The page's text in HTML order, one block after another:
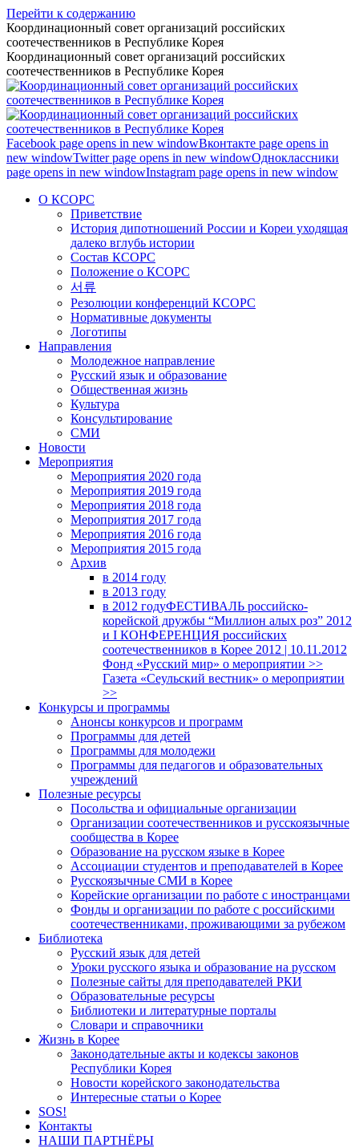
Перейти к содержанию
Координационный совет организаций российских
соотечественников в Республике Корея
Координационный совет организаций российских
соотечественников в Республике Корея
Facebook page opens in new windowВконтакте page opens in
new windowTwitter page opens in new windowОдноклассники
page opens in new windowInstagram page opens in new window
О КСОРС
Приветствие
История дипотношений России и Кореи уходящая
далеко вглубь истории
Состав КСОРС
Положение о КСОРС
서류
Резолюции конференций КСОРС
Нормативные документы
Логотипы
Направления
Молодежное направление
Русский язык и образование
Общественная жизнь
Культура
Консультирование
СМИ
Новости
Мероприятия
Мероприятия 2020 года
Мероприятия 2019 года
Мероприятия 2018 годa
Мероприятия 2017 года
Мероприятия 2016 года
Мероприятия 2015 года
Архив
в 2014 году
в 2013 году
в 2012 годуФЕСТИВАЛЬ российско-
корейской дружбы “Миллион алых роз” 2012
и I КОНФЕРЕНЦИЯ российских
соотечественников в Корее 2012 | 10.11.2012
Фонд «Русский мир» о мероприятии >>
Газета «Сеульский вестник» о мероприятии
>>
Конкурсы и программы
Анонсы конкурсов и программ
Программы для детей
Программы для молодежи
Программы для педагогов и образовательных
учреждений
Полезные ресурсы
Посольства и официальные организации
Организации соотечественников и русскоязычные
сообщества в Корее
Образование на русском языке в Корее
Ассоциации студентов и преподавателей в Корее
Русскоязычные СМИ в Корее
Корейские организации по работе с иностранцами
Фонды и организации по работе с российскими
соотечественниками, проживающими за рубежом
Библиотека
Русский язык для детей
Уроки русского языка и образование на русском
Полезные сайты для преподавателей РКИ
Образовательные ресурсы
Библиотеки и литературные порталы
Словари и справочники
Жизнь в Корее
Законодательные акты и кодексы законов
Республики Корея
Новости корейского законодательства
Интересные статьи о Корее
SOS!
Контакты
НАШИ ПАРТНЁРЫ